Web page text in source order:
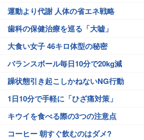
運動より代謝 人体の省エネ戦略
歯科の保健治療を巡る「大嘘」
大食い女子 46キロ体型の秘密
バランスボール毎日10分で20kg減
躁状態引き起こしかねないNG行動
1日10分で手軽に「ひざ痛対策」
キウイを食べる際の3つの注意点
コーヒー 朝すぐ飲むのはダメ?